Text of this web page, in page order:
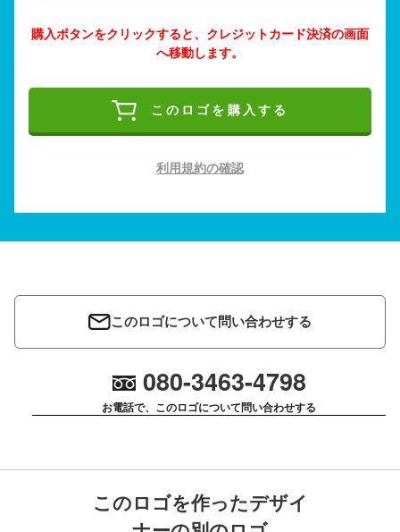
購入ボタンをクリックすると、クレジットカード決済の画面
へ移動します。
このロゴを購入する
利用規約の確認
このロゴについて問い合わせする
080-3463-4798
お電話で、このロゴについて問い合わせする
このロゴを作ったデザイ